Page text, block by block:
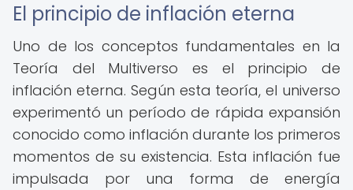
El principio de inflación eterna
Uno de los conceptos fundamentales en la
Teoría del Multiverso es el principio de
inflación eterna. Según esta teoría, el universo
experimentó un período de rápida expansión
conocido como inflación durante los primeros
momentos de su existencia. Esta inflación fue
impulsada por una forma de energía